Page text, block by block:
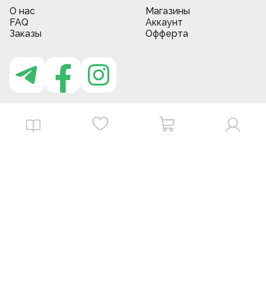
О нас
Магазины
FAQ
Аккаунт
Заказы
Офферта
Приложение MBG store